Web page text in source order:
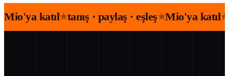
Mio'ya katıl★tanış · paylaş · eşleş★Mio'ya katıl★